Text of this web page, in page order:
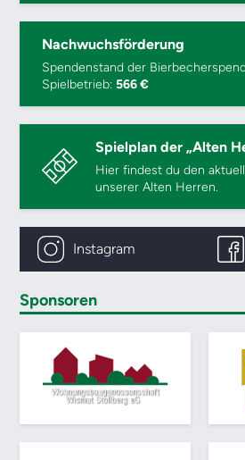
Nachwuchsförderung
Spendenstand der
Spielbetrieb:566 €
Spielplan der „Alten
Hier findest du den
unserer Alten Herren.
Instagram
Sponsoren